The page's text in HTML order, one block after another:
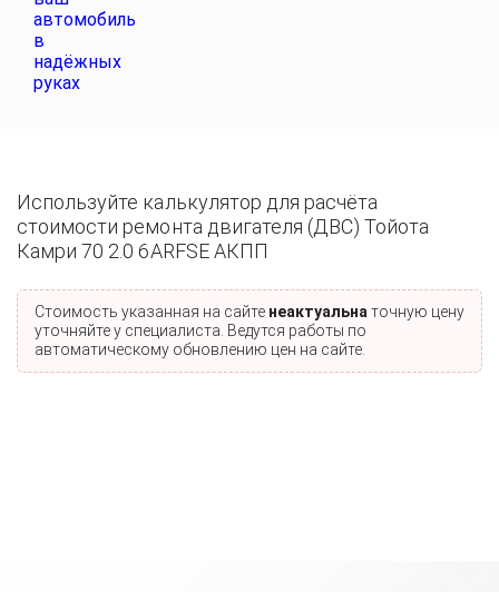
Используйте калькулятор для расчёта
стоимости ремонта двигателя (ДВС) Тойота
Камри 70 2.0 6ARFSE АКПП
Стоимость указанная на сайте неактуальна точную цену
уточняйте у специалиста. Ведутся работы по
автоматическому обновлению цен на сайте.